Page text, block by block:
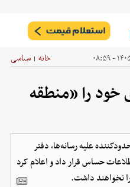
۰۸:۵۹ خانه | سیاسی
خود را «منطقه
علیه رسانه‌ها، دفتر
حساس قرار داد و اعلام کرد
نخواهند داشت.